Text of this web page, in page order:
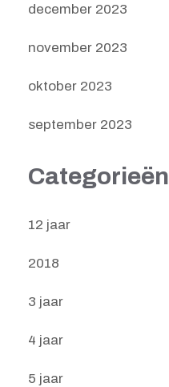
december 2023
november 2023
oktober 2023
september 2023
Categorieën
12 jaar
2018
3 jaar
4 jaar
5 jaar